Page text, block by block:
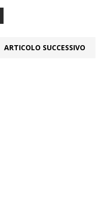
ARTICOLO SUCCESSIVO